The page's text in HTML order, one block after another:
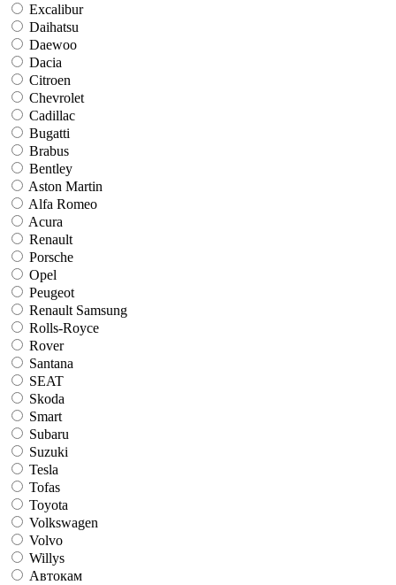
Excalibur
Daihatsu
Daewoo
Dacia
Citroen
Chevrolet
Cadillac
Bugatti
Brabus
Bentley
Aston Martin
Alfa Romeo
Acura
Renault
Porsche
Opel
Peugeot
Renault Samsung
Rolls-Royce
Rover
Santana
SEAT
Skoda
Smart
Subaru
Suzuki
Tesla
Tofas
Toyota
Volkswagen
Volvo
Willys
Автокам